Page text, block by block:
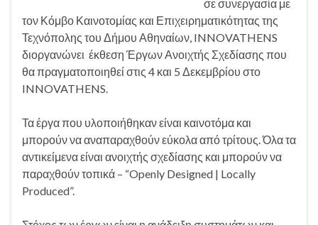
σε συνεργασία με
τον Κόμβο Καινοτομίας και Επιχειρηματικότητας της
Τεχνόπολης του Δήμου Αθηναίων, INNOVATHENS
διοργανώνει έκθεση Έργων Ανοιχτής Σχεδίασης που
θα πραγματοποιηθεί στις 4 και 5 Δεκεμβρίου στο
INNOVATHENS.
Τα έργα που υλοποιήθηκαν είναι καινοτόμα και
μπορούν να αναπαραχθούν εύκολα από τρίτους. Όλα τα
αντικείμενα είναι ανοιχτής σχεδίασης και μπορούν να
παραχθούν τοπικά – “Openly Designed | Locally
Produced”.